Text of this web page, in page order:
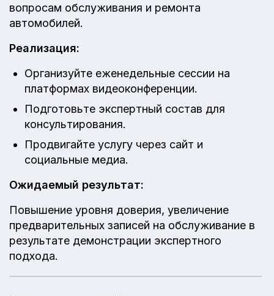
вопросам обслуживания и ремонта
автомобилей.
Реализация:
Организуйте еженедельные сессии на
платформах видеоконференции.
Подготовьте экспертный состав для
консультирования.
Продвигайте услугу через сайт и
социальные медиа.
Ожидаемый результат:
Повышение уровня доверия, увеличение
предварительных записей на обслуживание в
результате демонстрации экспертного
подхода.